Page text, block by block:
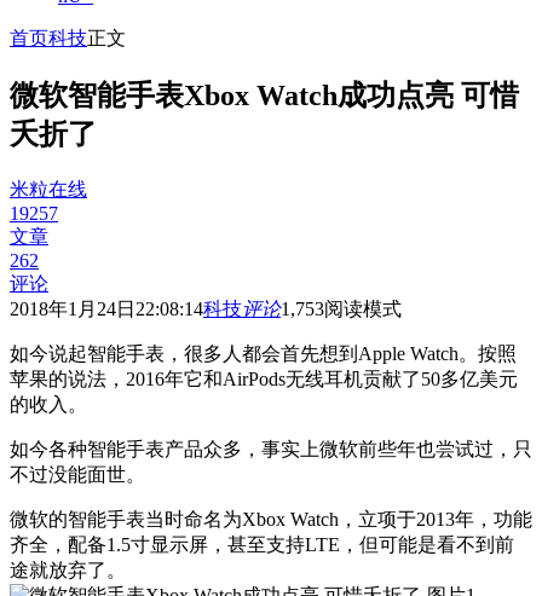
首页科技正文
微软智能手表Xbox Watch成功点亮 可惜
夭折了
米粒在线
19257
文章
262
评论
2018年1月24日22:08:14科技评论1,753阅读模式
如今说起智能手表，很多人都会首先想到Apple Watch。按照
苹果的说法，2016年它和AirPods无线耳机贡献了50多亿美元
的收入。
如今各种智能手表产品众多，事实上微软前些年也尝试过，只
不过没能面世。
微软的智能手表当时命名为Xbox Watch，立项于2013年，功能
齐全，配备1.5寸显示屏，甚至支持LTE，但可能是看不到前
途就放弃了。